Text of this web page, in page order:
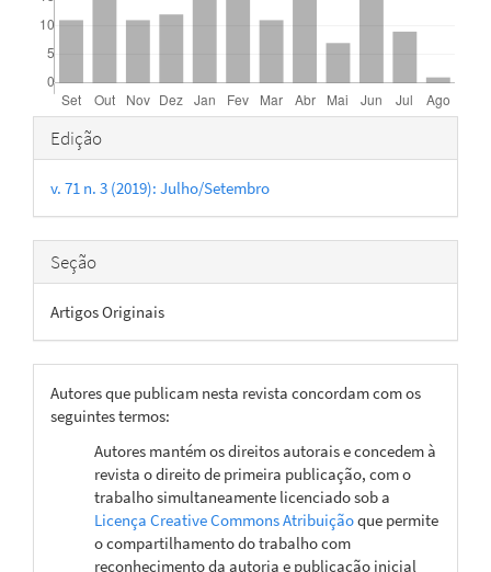
Detalhes
do
artigo
Edição
v. 71 n. 3 (2019): Julho/Setembro
Seção
Artigos Originais
Autores que publicam nesta revista concordam com os
seguintes termos:
Autores mantém os direitos autorais e concedem à
revista o direito de primeira publicação, com o
trabalho simultaneamente licenciado sob a
Licença Creative Commons Atribuiçãoque permite
o compartilhamento do trabalho com
reconhecimento da autoria e publicação inicial